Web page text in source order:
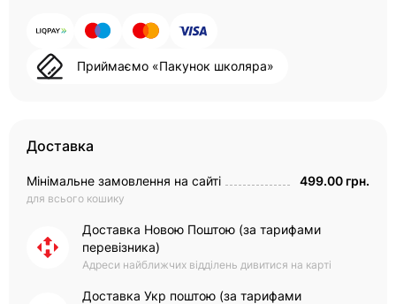
Приймаємо «Пакунок школяра»
Доставка
Мінімальне замовлення на сайті
для всього кошику
499.00 грн.
Доставка Новою Поштою (за тарифами
перевізника)
Адреси найближчих відділень дивитися на карті
Доставка Укр поштою (за тарифами